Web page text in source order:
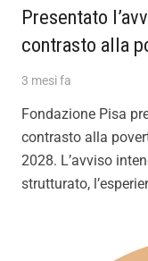
Presentato
contrasto alla
3 mesi fa
Fondazione Pisa
contrasto alla
2028. L’avviso
strutturato,